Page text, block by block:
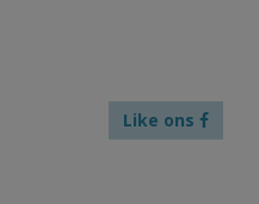
Like ons